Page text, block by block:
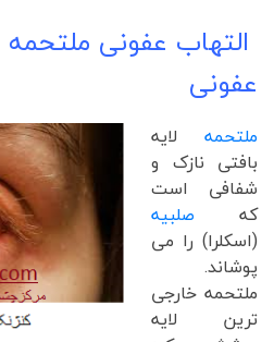
التهاب عفونی ملتحمه
عفونی
ملتحمه لایه
بافتی نازک و
شفافی است
که صلبیه
(اسکلرا) را می
پوشاند.
ملتحمه خارجی
ترین لایه